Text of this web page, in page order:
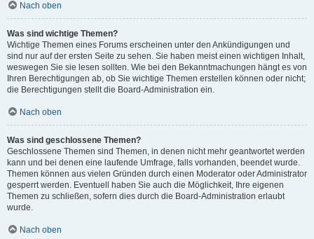
Nach oben
Was sind wichtige Themen?
Wichtige Themen eines Forums erscheinen unter den Ankündigungen und
sind nur auf der ersten Seite zu sehen. Sie haben meist einen wichtigen Inhalt,
weswegen Sie sie lesen sollten. Wie bei den Bekanntmachungen hängt es von
Ihren Berechtigungen ab, ob Sie wichtige Themen erstellen können oder nicht;
die Berechtigungen stellt die Board-Administration ein.
Nach oben
Was sind geschlossene Themen?
Geschlossene Themen sind Themen, in denen nicht mehr geantwortet werden
kann und bei denen eine laufende Umfrage, falls vorhanden, beendet wurde.
Themen können aus vielen Gründen durch einen Moderator oder Administrator
gesperrt werden. Eventuell haben Sie auch die Möglichkeit, Ihre eigenen
Themen zu schließen, sofern dies durch die Board-Administration erlaubt
wurde.
Nach oben